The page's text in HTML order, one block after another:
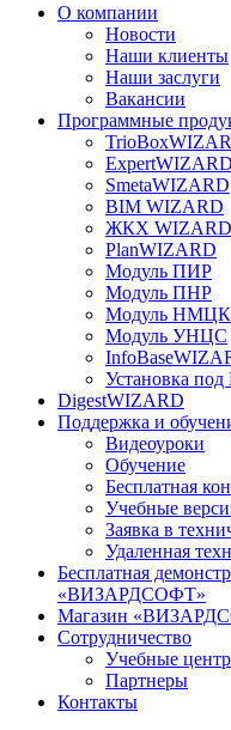
О компании
Новости
Наши клиенты
Наши заслуги
Вакансии
Программные
ExpertWIZARD
SmetaWIZARD
BIM WIZARD
ЖКХ WIZARD
PlanWIZARD
Модуль ПИР
Модуль ПНР
Модуль НМЦК
Модуль УНЦС
Установка
DigestWIZARD
Поддержка и
Видеоуроки
Обучение
Бесплатная
Учебные
Заявка в
Удаленная
Бесплатная
«ВИЗАРДСОФТ»
Магазин
Сотрудничество
Учебные
Партнеры
Контакты